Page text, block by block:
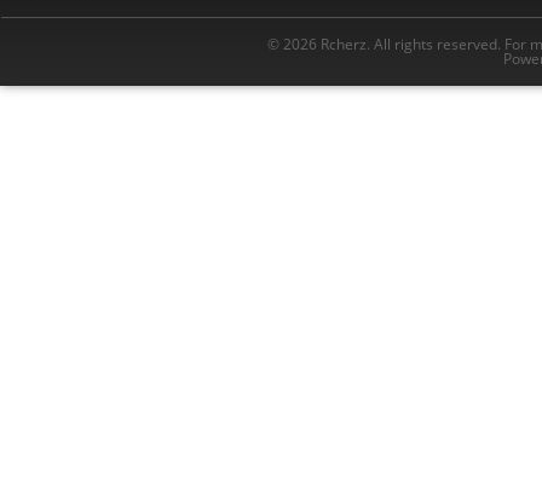
© 2026 Rcherz. All rights reserved. For